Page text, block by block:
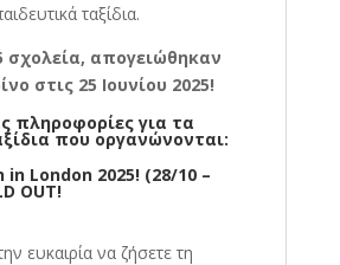
ταξίδια.
απογειώθηκαν
στις 25 Ιουνίου 2025!
πληροφορίες για τα
που οργανώνονται:
in London 2025! (28/10 –
OUT!
ευκαιρία να ζήσετε τη